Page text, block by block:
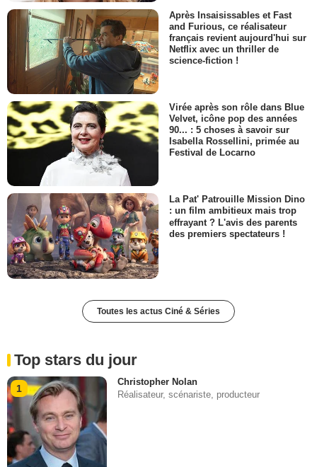
Après Insaisissables et Fast
and Furious, ce réalisateur
français revient aujourd'hui sur
Netflix avec un thriller de
science-fiction !
Virée après son rôle dans Blue
Velvet, icône pop des années
90... : 5 choses à savoir sur
Isabella Rossellini, primée au
Festival de Locarno
La Pat' Patrouille Mission Dino
: un film ambitieux mais trop
effrayant ? L'avis des parents
des premiers spectateurs !
Toutes les actus Ciné & Séries
Top stars du jour
1
Christopher Nolan
Réalisateur, scénariste, producteur